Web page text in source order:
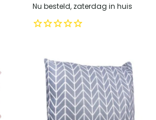
Nu besteld, zaterdag in huis